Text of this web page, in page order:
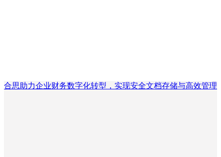
合思助力企业财务数字化转型，实现安全文档存储与高效管理